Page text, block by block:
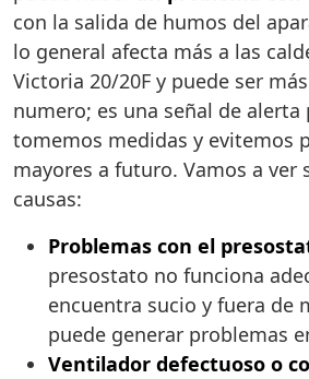
con la salida de humos del
lo general afecta más a las
Victoria 20/20F y puede ser
numero; es una señal de alerta
tomemos medidas y evitemos
mayores a futuro. Vamos a ver
causas:
Problemas con el
presostato no funciona
encuentra sucio y fuera de
puede generar problemas
Ventilador defectuoso o